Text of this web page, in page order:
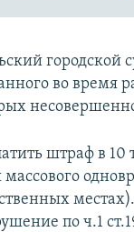
городской
во время
штраф в 10
по ч.1